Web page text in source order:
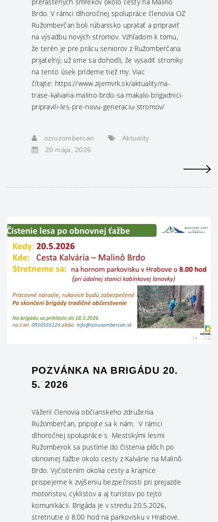
prerastených smrekov okolo cesty na Malinô
Brdo. V rámci dlhoročnej spolupráce členovia OZ
Ružomberčan boli rúbanisko upratať a pripraviť
na výsadbu nových stromov. Vzhľadom k tomu,
že terén je pre prácu seniorov z Ružomberčana
prijateľný, už sme sa dohodli, že vysadiť stromky
na tento úsek prídeme tiež my. Viac
čítajte: https://www.zijemvrk.sk/aktuality/na-
trase-kalvaria-malino-brdo-sa-makalo-brigadnici-
pripravili-les-pre-novu-generaciu-stromov/
ozruzombercan
Aktuality
20 mája, 2026
POZVÁNKA NA BRIGÁDU 20.
5. 2026
Vážení členovia občianskeho združenia
Ružomberčan, pripojte sa k nám. V rámci
dlhoročnej spolupráce s Mestskými lesmi
Ružomberok sa pustíme do čistenia plôch po
obnovnej ťažbe okolo cesty z Kalvárie na Malinô
Brdo. Vyčistením okolia cesty a krajnice
prispejeme k zvýšeniu bezpečnosti pri prejazde
motoristov, cyklistov a aj turistov po tejto
komunikácii. Brigáda je v stredu 20.5.2026,
stretnutie o 8.00 hod na parkovisku v Hrabove.